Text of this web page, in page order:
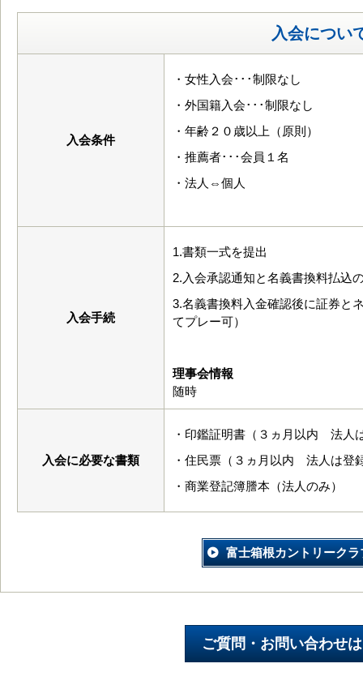
入会につい
入会条件
・女性入会･･･制限なし
・外国籍入会･･･制限なし
・年齢２０歳以上（原則）
・推薦者･･･会員１名
・法人⇔個人
入会手続
1.書類一式を提出
2.入会承認通知と名義書換料払込
3.名義書換料入金確認後に証券と
てプレー可）
理事会情報
随時
入会に必要な書類
・印鑑証明書（３ヵ月以内 法人
・住民票（３ヵ月以内 法人は登
・商業登記簿謄本（法人のみ）
富士箱根カントリーク